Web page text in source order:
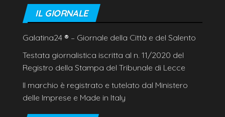
IL GIORNALE
Galatina24 ® – Giornale della Città e del Salento
Testata giornalistica iscritta al n. 11/2020 del
Registro della Stampa del Tribunale di Lecce
Il marchio è registrato e tutelato dal Ministero
delle Imprese e Made in Italy